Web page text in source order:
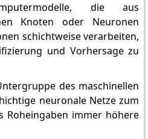
die aus
Knoten oder Neuronen
schichtweise verarbeiten,
und Vorhersage zu
des maschinellen
neuronale Netze zum
Roheingaben immer höhere